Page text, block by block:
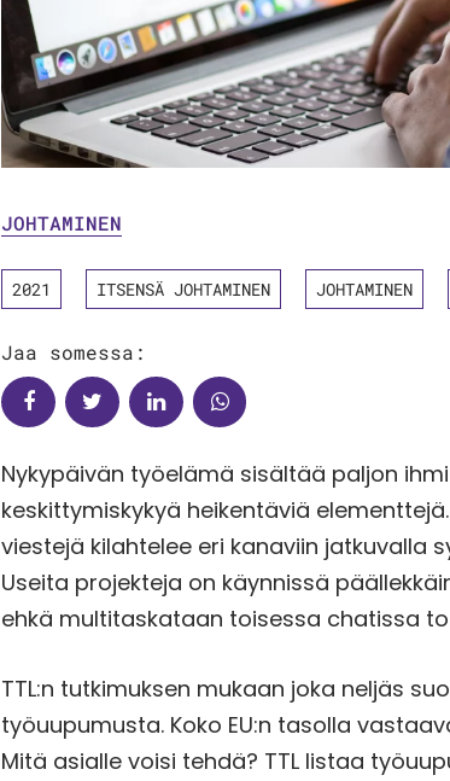
JOHTAMINEN
2021 ITSENSÄ JOHTAMINEN JOHTAMINEN
Jaa somessa:
Nykypäivän työelämä sisältää paljon
keskittymiskykyä heikentäviä
viestejä kilahtelee eri kanaviin jatkuvalla
Useita projekteja on käynnissä
ehkä multitaskataan toisessa chatissa
TTL:n tutkimuksen mukaan joka neljäs
työuupumusta. Koko EU:n tasolla
Mitä asialle voisi tehdä? TTL listaa